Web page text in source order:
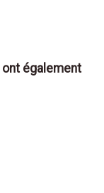
également